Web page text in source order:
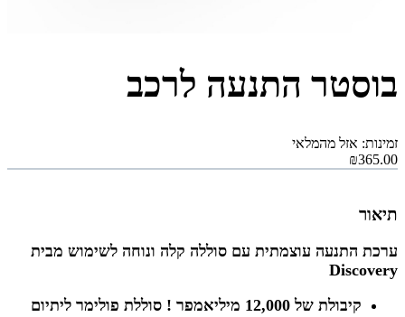
בוסטר התנעה לרכב
זמינות: אזל מהמלאי
₪365.00
תיאור
ערכת התנעה עוצמתית עם סוללה קלה ונוחה לשימוש מבית
Discovery
קיבולת של 12,000 מיליאמפר ! סוללת פולימר ליתיום